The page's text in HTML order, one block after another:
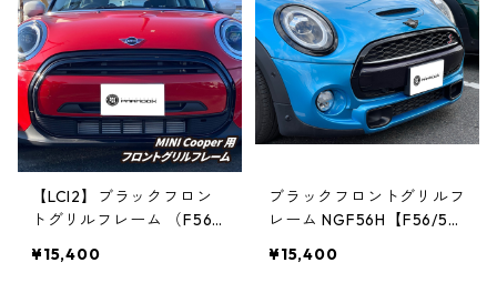
【LCI2】ブラックフロン
トグリルフレーム （F56/5
Cooper）GF-56H2
¥15,400
ブラックフロントグリルフ
レーム NGF56H【F56/55/
¥15,400